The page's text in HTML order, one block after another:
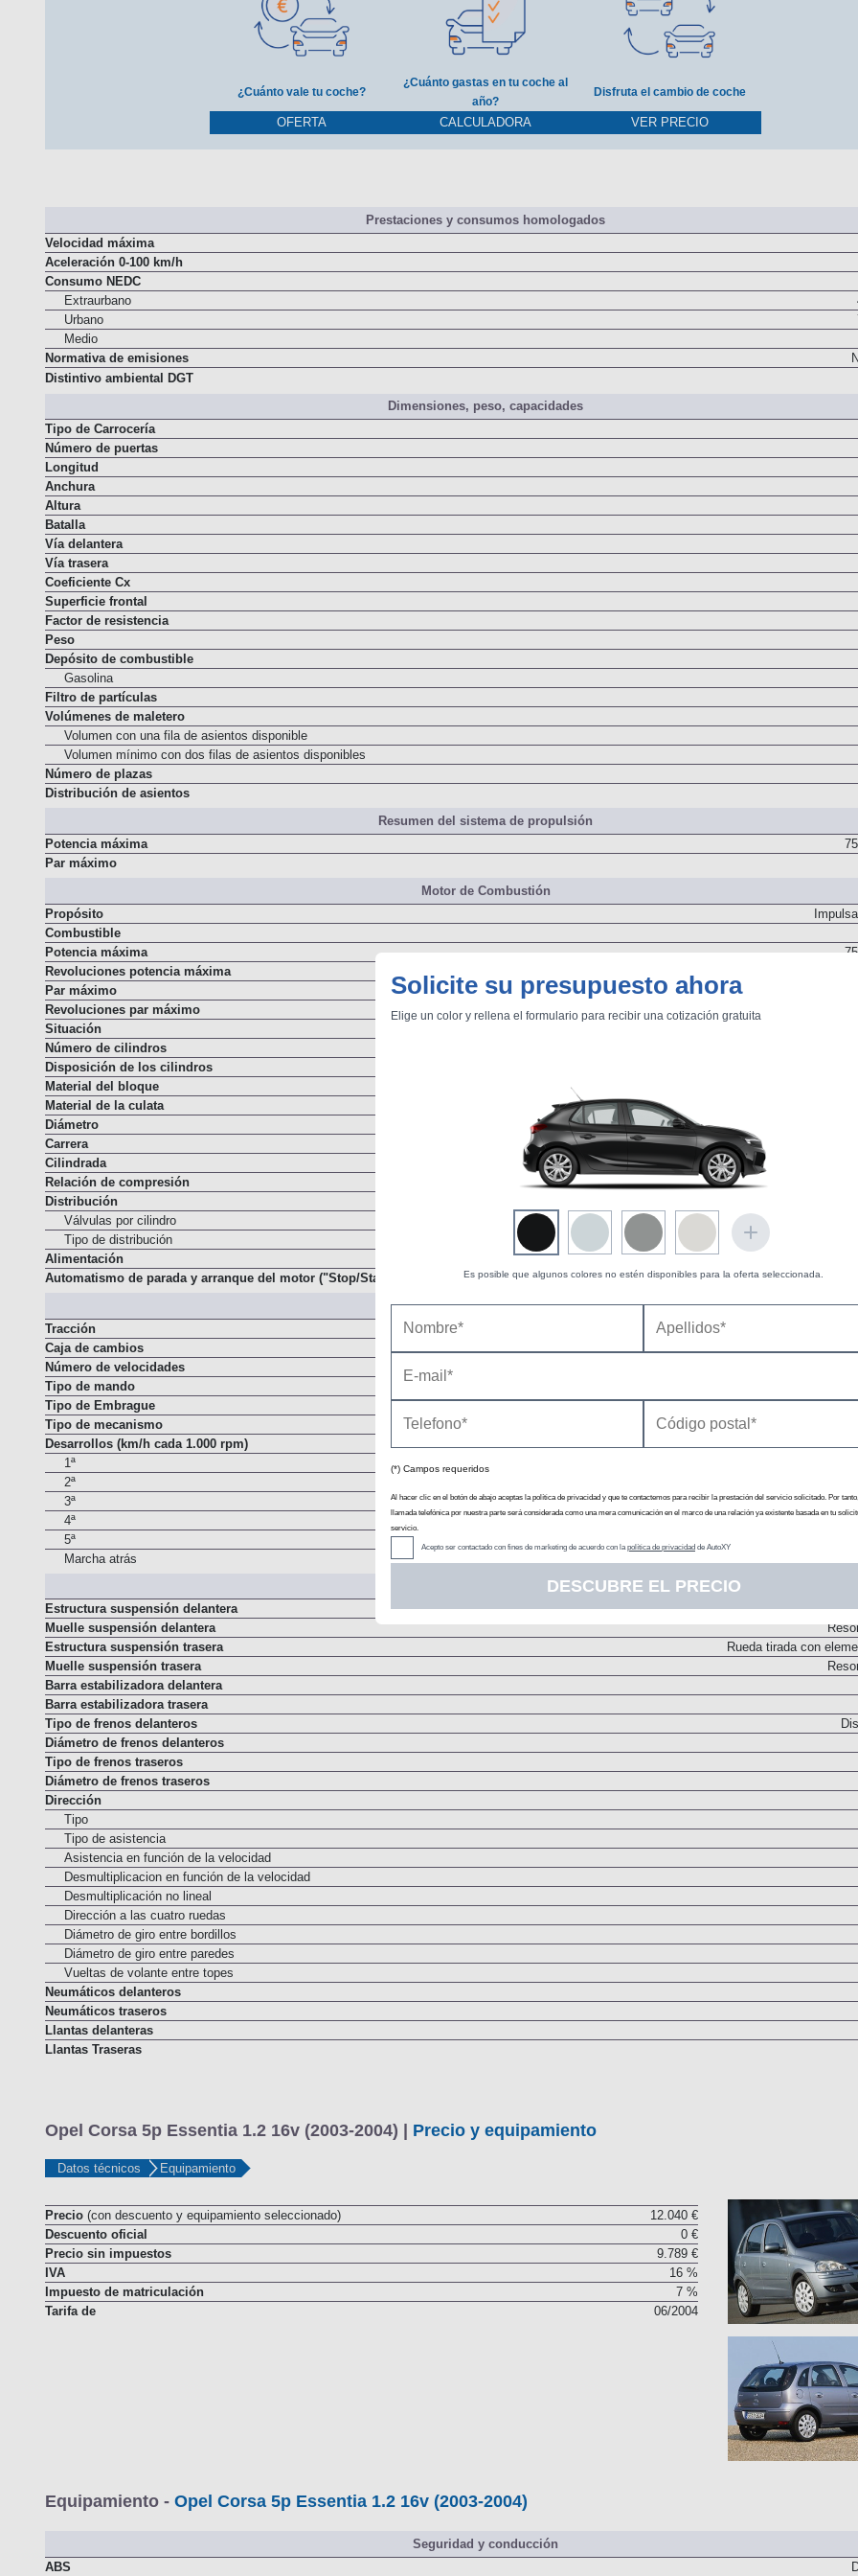
Solicite su presupuesto ahora
Elige un color y rellena el formulario para recibir una cotización gratuita
Es posible que algunos colores no estén disponibles para la oferta seleccionada.
(*) Campos requeridos
Al hacer clic en el botón de abajo aceptas la política de privacidad y que te contactemos para recibir la prestación del servicio solicitado. Por
llamada telefónica por nuestra parte será considerada como una mera comunicación en el marco de una relación ya existente basada en tu
servicio.
Acepto ser contactado con fines de marketing de acuerdo con la política de privacidad de AutoXY
DESCUBRE EL PRECIO
¿Cuánto vale tu coche?
OFERTA
¿Cuánto gastas en tu coche al
año?
CALCULADORA
Disfruta el cambio de coche
VER PRECIO
Prestaciones y consumos homologados
Velocidad máxima
Aceleración 0-100 km/h
Consumo NEDC
Extraurbano
Urbano
Medio
Normativa de emisiones
Distintivo ambiental DGT
Dimensiones, peso, capacidades
Tipo de Carrocería
Número de puertas
Longitud
Anchura
Altura
Batalla
Vía delantera
Vía trasera
Coeficiente Cx
Superficie frontal
Factor de resistencia
Peso
Depósito de combustible
Gasolina
Filtro de partículas
Volúmenes de maletero
Volumen con una fila de asientos disponible
Volumen mínimo con dos filas de asientos disponibles
Número de plazas
Distribución de asientos
Resumen del sistema de propulsión
Potencia máxima
Par máximo
Motor de Combustión
Propósito
Combustible
Potencia máxima
Revoluciones potencia máxima
Par máximo
Revoluciones par máximo
Situación
Número de cilindros
Disposición de los cilindros
Material del bloque
Material de la culata
Diámetro
Carrera
Cilindrada
Relación de compresión
Distribución
Válvulas por cilindro
Tipo de distribución
Dos árboles de
Alimentación
Automatismo de parada y arranque del motor ("Stop/Start")
Transmisión
Tracción
Caja de cambios
Número de velocidades
Tipo de mando
Tipo de Embrague
Embrague
Tipo de mecanismo
Desarrollos (km/h cada 1.000 rpm)
1ª
2ª
3ª
4ª
5ª
Marcha atrás
Estructura suspensión delantera
Muelle suspensión delantera
Estructura suspensión trasera
Rueda tirada con
Muelle suspensión trasera
Barra estabilizadora delantera
Barra estabilizadora trasera
Tipo de frenos delanteros
Diámetro de frenos delanteros
Tipo de frenos traseros
Diámetro de frenos traseros
Dirección
Tipo
Tipo de asistencia
Asistencia en función de la velocidad
Desmultiplicacion en función de la velocidad
Desmultiplicación no lineal
Dirección a las cuatro ruedas
Diámetro de giro entre bordillos
Diámetro de giro entre paredes
Vueltas de volante entre topes
Neumáticos delanteros
Neumáticos traseros
Llantas delanteras
Llantas Traseras
Opel Corsa 5p Essentia 1.2 16v (2003-2004) | Precio y equipamiento
Datos técnicos Equipamiento
Precio (con descuento y equipamiento seleccionado)
12.040 €
Descuento oficial
0 €
Precio sin impuestos
9.789 €
IVA
16 %
Impuesto de matriculación
7 %
Tarifa de
06/2004
Equipamiento - Opel Corsa 5p Essentia 1.2 16v (2003-2004)
Seguridad y conducción
ABS